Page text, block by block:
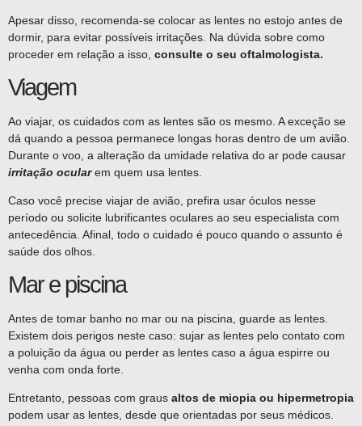
Apesar disso, recomenda-se colocar as lentes no estojo antes de
dormir, para evitar possíveis irritações. Na dúvida sobre como
proceder em relação a isso, consulte o seu oftalmologista.
Viagem
Ao viajar, os cuidados com as lentes são os mesmo. A exceção se
dá quando a pessoa permanece longas horas dentro de um avião.
Durante o voo, a alteração da umidade relativa do ar pode causar
irritação ocular em quem usa lentes.
Caso você precise viajar de avião, prefira usar óculos nesse
período ou solicite lubrificantes oculares ao seu especialista com
antecedência. Afinal, todo o cuidado é pouco quando o assunto é
saúde dos olhos.
Mar e piscina
Antes de tomar banho no mar ou na piscina, guarde as lentes.
Existem dois perigos neste caso: sujar as lentes pelo contato com
a poluição da água ou perder as lentes caso a água espirre ou
venha com onda forte.
Entretanto, pessoas com graus altos de miopia ou hipermetropia
podem usar as lentes, desde que orientadas por seus médicos.